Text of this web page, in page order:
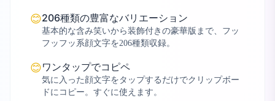
😊206種類の豊富なバリエーション
基本的な含み笑いから装飾付きの豪華版まで、フッ
フッフッ系顔文字を206種類収録。
😊ワンタップでコピペ
気に入った顔文字をタップするだけでクリップボー
ドにコピー。すぐに使えます。